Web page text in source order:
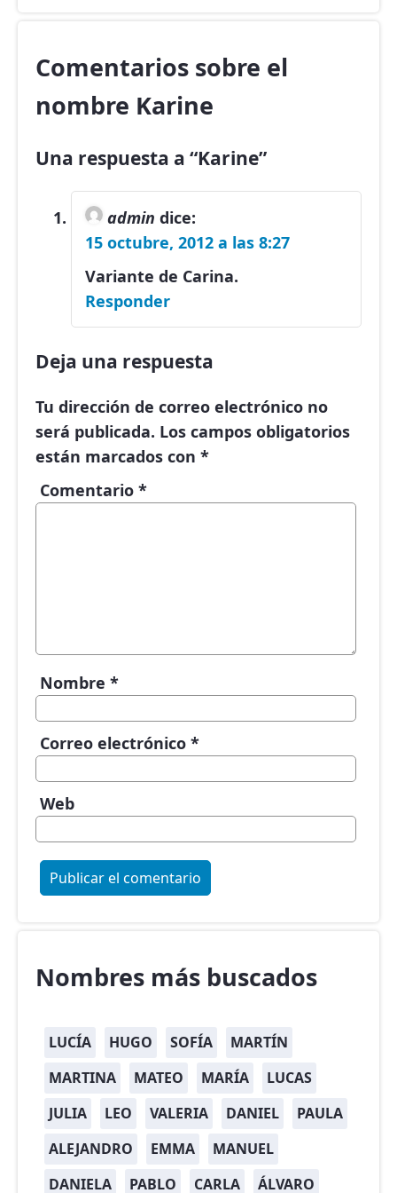
Comentarios sobre el
nombre Karine
Una respuesta a “Karine”
admin dice:
15 octubre, 2012 a las 8:27
Variante de Carina.
Responder
Deja una respuesta
Tu dirección de correo electrónico no
será publicada. Los campos obligatorios
están marcados con *
Comentario *
Nombre *
Correo electrónico *
Web
Nombres más buscados
LUCÍA HUGO SOFÍA
MARTÍN
MARTINA
MATEO MARÍA
LUCAS
JULIA
LEO VALERIA DANIEL
PAULA
ALEJANDRO
EMMA
MANUEL
DANIELA
PABLO CARLA ÁLVARO